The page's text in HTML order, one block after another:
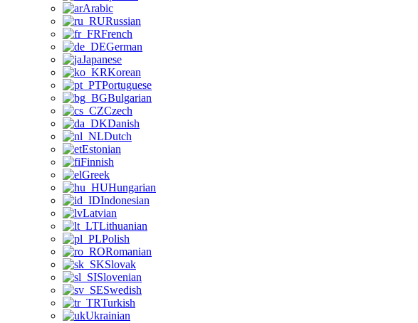
Arabic
Russian
French
German
Japanese
Korean
Portuguese
Bulgarian
Czech
Danish
Dutch
Estonian
Finnish
Greek
Hungarian
Indonesian
Latvian
Lithuanian
Polish
Romanian
Slovak
Slovenian
Swedish
Turkish
Ukrainian